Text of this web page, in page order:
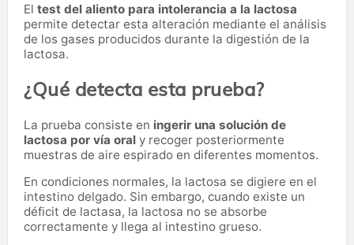
El test del aliento para intolerancia a la lactosa
permite detectar esta alteración mediante el análisis
de los gases producidos durante la digestión de la
lactosa.
¿Qué detecta esta prueba?
La prueba consiste en ingerir una solución de
lactosa por vía oral y recoger posteriormente
muestras de aire espirado en diferentes momentos.
En condiciones normales, la lactosa se digiere en el
intestino delgado. Sin embargo, cuando existe un
déficit de lactasa, la lactosa no se absorbe
correctamente y llega al intestino grueso.